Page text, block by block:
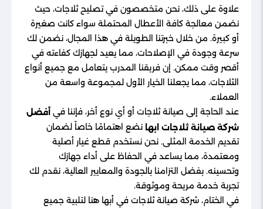
علاوة على ذلك، نحن متخصصون في تصليح ثلاجات، حيث
نضمن معالجة كافة الأعطال المحتملة سواء كانت صغيرة
أو كبيرة. من خلال خبرتنا الطويلة في هذا المجال، نضمن لك
سرعة وجودة في الإصلاحات، مما يعيد لجهازك كفاءته في
أقصر وقت ممكن. إن فريقنا المدرب يتعامل مع جميع أنواع
الثلاجات، مما يجعلنا الخيار الأول لمجموعة واسعة من
العملاء.
عند الحاجة إلى صيانة ثلاجات أو أي نوع أخر، فإننا في أفضل
شركة صيانة ثلاجات ابها نضع اهتمامًا خاصاً لضمان
تقديم الخدمة المثلى. نحن نستخدم قطع غيار أصلية
ومعتمدة، مما يساعد في الحفاظ على أداء جهازك
وتحسينه. بفضل التزامنا بالجودة والمعايير العالية، نقدم لك
تجربة خدمة مريحة وموثوقة.
في الختام، شركة صيانة ثلاجات في أبها هنا لتلبية جميع